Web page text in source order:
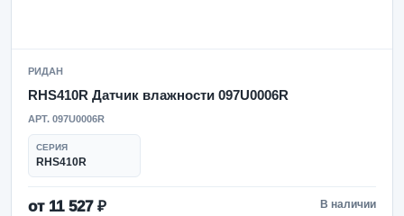
РИДАН
RHS410R Датчик влажности 097U0006R
АРТ. 097U0006R
СЕРИЯ
RHS410R
от 11 527 ₽ В наличии